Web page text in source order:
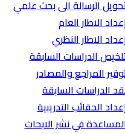
الرسالة الى بحث علمي
الاطار العام
الاطار النظري
الدراسات السابقة
المراجع والمصادر
الدراسات السابقة
الحقائب التدريبية
في نشر الابحاث